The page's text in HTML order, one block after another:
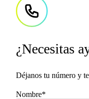
¿Necesitas
Déjanos tu número y
Nombre*